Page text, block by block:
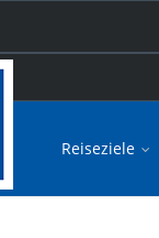
Reiseziele